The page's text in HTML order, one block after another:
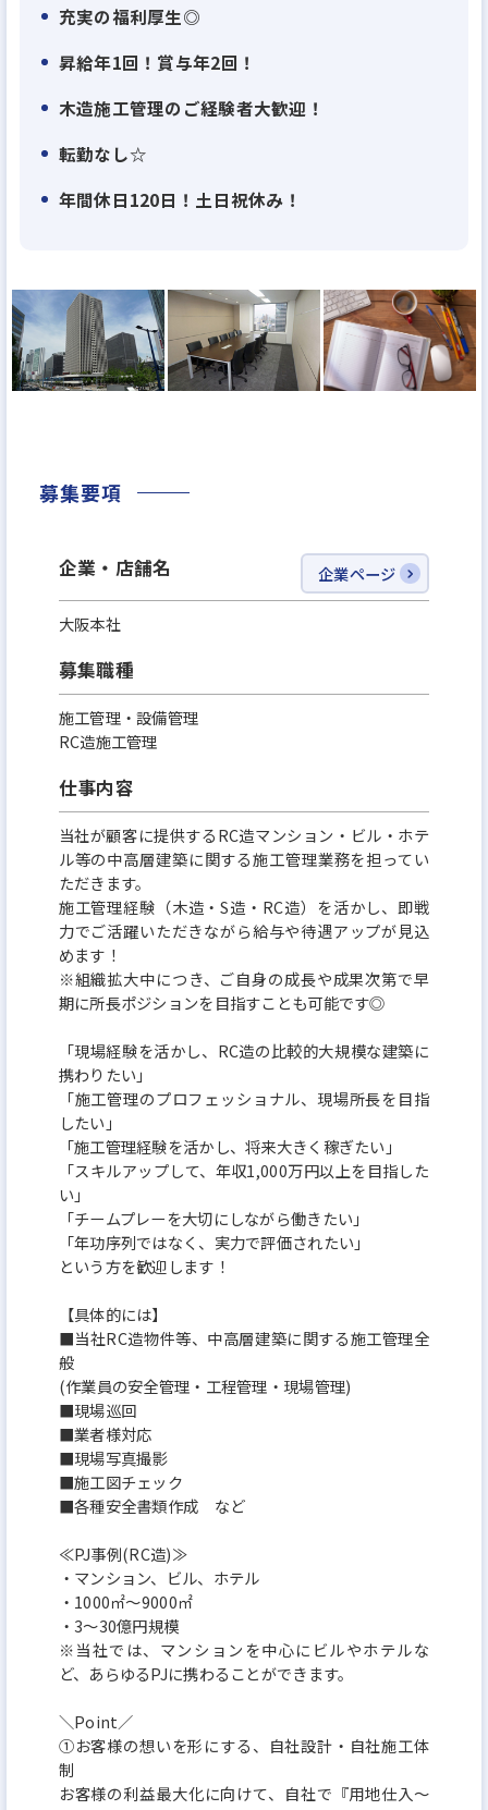
また、自社開発による一棟物の新築・中古アパート
多様なお客様のニーズに合わせた最適な資産運用プ
ランをご提案しています。
ける「圧倒的顧客ファースト」の精神は、大和財託
提供することで、多くの方々から高い支持をいただ
いています。
その結果、創業以来増収増益、創業12年(2025年時
時代の変化を先取りしながら、常に進化を続ける当
資産運用をより多くの方々に開かれたものとし、こ
れからも新しい価値と未来を切り拓いてまいります。
＼ホワイト企業認定 最高ランク 『プラチナ』取得！
「家族に入社を勧めたい次世代に残していきたい企
2025年7月1日(火)に、最高ランク『プラチナ』ラン
クを2年連続で取得しました！
認定基準項目のうち、人材育成/働きがい、柔軟な働
き方、健康経営、労働法順守 の4項目では満点を
ビジネスモデル/生産性、リスクマネジメント の2項
目では高い点数を取得しており
実現しています！
充実の福利厚生◎
昇給年1回！賞与年2回！
木造施工管理のご経験者大歓迎！
転勤なし☆
年間休日120日！土日祝休み！
募集要項
企業・店舗名 企業ページ
大阪本社
募集職種
施工管理・設備管理
RC造施工管理
仕事内容
当社が顧客に提供するRC造マンション・ビル・ホテ
ル等の中高層建築に関する施工管理業務を担ってい
ただきます。
施工管理経験（木造・S造・RC造）を活かし、即戦
力でご活躍いただきながら給与や待遇アップが見込
めます！
※組織拡大中につき、ご自身の成長や成果次第で早
期に所長ポジションを目指すことも可能です◎
「現場経験を活かし、RC造の比較的大規模な建築に
携わりたい」
「施工管理のプロフェッショナル、現場所長を目指
したい」
「施工管理経験を活かし、将来大きく稼ぎたい」
「スキルアップして、年収1,000万円以上を目指した
い」
「チームプレーを大切にしながら働きたい」
「年功序列ではなく、実力で評価されたい」
という方を歓迎します！
【具体的には】
■当社RC造物件等、中高層建築に関する施工管理全
般
(作業員の安全管理・工程管理・現場管理)
■現場巡回
■業者様対応
■現場写真撮影
■施工図チェック
■各種安全書類作成 など
≪PJ事例(RC造)≫
・マンション、ビル、ホテル
・1000㎡～9000㎡
・3～30億円規模
※当社では、マンションを中心にビルやホテルな
ど、あらゆるPJに携わることができます。
＼Point／
①お客様の想いを形にする、自社設計・自社施工体
制
お客様の利益最大化に向けて、自社で『用地仕入～